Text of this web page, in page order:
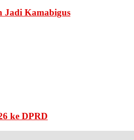
Jadi Kamabigus
ke DPRD